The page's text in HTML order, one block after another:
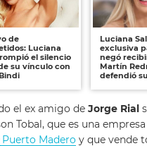
de
Luciana
el silencio
su vínculo con
Luciana
exclusiva
negó
Martín
defendió
el ex amigo de Jorge Rial
Tobal, que es una
Puerto Madero y que vende